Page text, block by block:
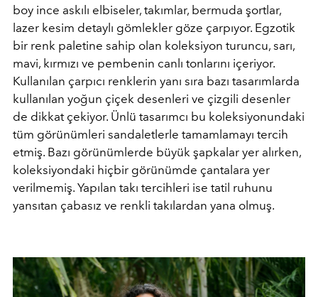
boy ince askılı elbiseler, takımlar, bermuda şortlar,
lazer kesim detaylı gömlekler göze çarpıyor. Egzotik
bir renk paletine sahip olan koleksiyon turuncu, sarı,
mavi, kırmızı ve pembenin canlı tonlarını içeriyor.
Kullanılan çarpıcı renklerin yanı sıra bazı tasarımlarda
kullanılan yoğun çiçek desenleri ve çizgili desenler
de dikkat çekiyor. Ünlü tasarımcı bu koleksiyonundaki
tüm görünümleri sandaletlerle tamamlamayı tercih
etmiş. Bazı görünümlerde büyük şapkalar yer alırken,
koleksiyondaki hiçbir görünümde çantalara yer
verilmemiş. Yapılan takı tercihleri ise tatil ruhunu
yansıtan çabasız ve renkli takılardan yana olmuş.